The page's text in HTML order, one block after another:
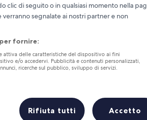
clic di seguito o in qualsiasi momento nella
segnalate ai nostri partner e non
fornire:
attiva delle caratteristiche del dispositivo ai fini
e/o accedervi. Pubblicità e contenuti personalizzati,
ricerche sul pubblico, sviluppo di servizi.
Rifiuta tutti Accetto